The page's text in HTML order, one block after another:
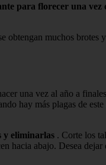
para florecer una vez
obtengan muchos
una vez al año a
hay más plagas de
y eliminarlas . Corte los
hacia abajo. Desea